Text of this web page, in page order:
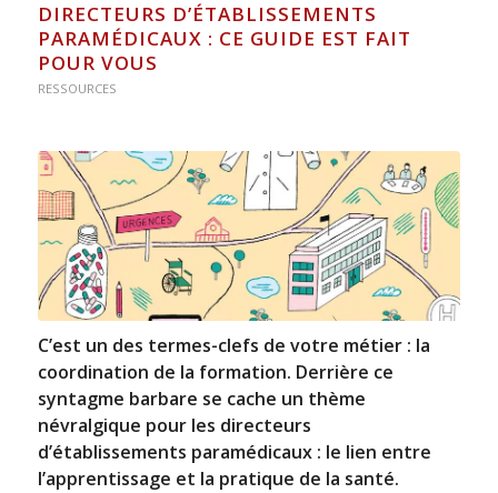
DIRECTEURS D’ÉTABLISSEMENTS
PARAMÉDICAUX : CE GUIDE EST FAIT
POUR VOUS
RESSOURCES
C’est un des termes-clefs de votre métier : la
coordination de la formation. Derrière ce
syntagme barbare se cache un thème
névralgique pour les directeurs
d’établissements paramédicaux : le lien entre
l’apprentissage et la pratique de la santé.